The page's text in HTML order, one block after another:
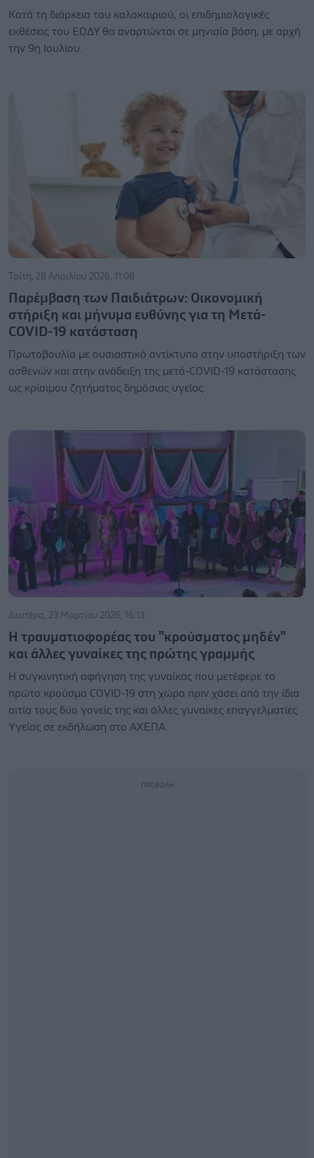
Κατά τη διάρκεια του καλοκαιριού, οι επιδημιολογικές
εκθέσεις του ΕΟΔΥ θα αναρτώνται σε μηνιαία βάση, με αρχή
την 9η Ιουλίου.
Τρίτη, 28 Απριλίου 2026, 11:08
Παρέμβαση των Παιδιάτρων: Οικονομική
στήριξη και μήνυμα ευθύνης για τη Μετά-
COVID-19 κατάσταση
Πρωτοβουλία με ουσιαστικό αντίκτυπο στην υποστήριξη των
ασθενών και στην ανάδειξη της μετά-COVID-19 κατάστασης
ως κρίσιμου ζητήματος δημόσιας υγείας.
Δευτέρα, 23 Μαρτίου 2026, 16:13
Η τραυματιοφορέας του "κρούσματος μηδέν"
και άλλες γυναίκες της πρώτης γραμμής
Η συγκινητική αφήγηση της γυναίκας που μετέφερε το
πρώτο κρούσμα COVID-19 στη χώρα πριν χάσει από την ίδια
αιτία τους δύο γονείς της και άλλες γυναίκες επαγγελματίες
Υγείας σε εκδήλωση στο ΑΧΕΠΑ.